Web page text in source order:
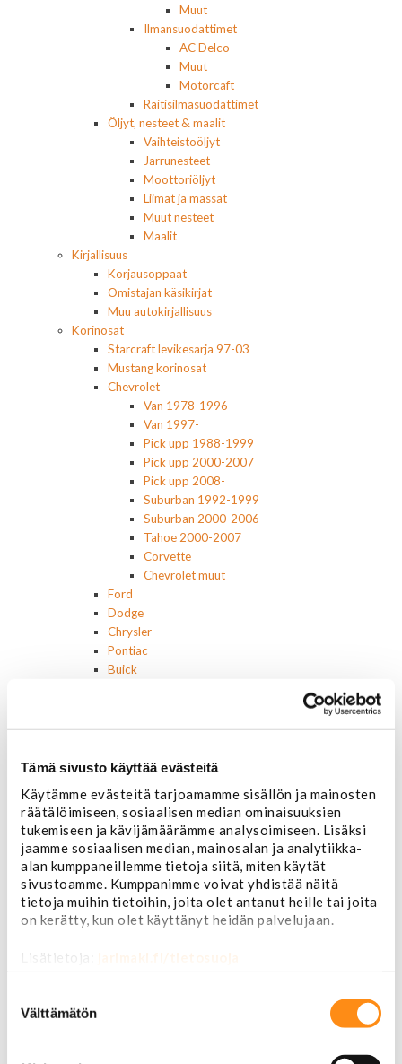
Tämä sivusto käyttää evästeitä
Käytämme evästeitä tarjoamamme sisällön ja mainosten
räätälöimiseen, sosiaalisen median ominaisuuksien
tukemiseen ja kävijämäärämme analysoimiseen. Lisäksi
jaamme sosiaalisen median, mainosalan ja analytiikka-
alan kumppaneillemme tietoja siitä, miten käytät
sivustoamme. Kumppanimme voivat yhdistää näitä
tietoja muihin tietoihin, joita olet antanut heille tai joita
on kerätty, kun olet käyttänyt heidän palvelujaan.
Lisätietoja: jarimaki.fi/tietosuoja
valinta
Välttämätön
Muut
Ilmansuodattimet
AC Delco
Muut
Motorcaft
Raitisilmasuodattimet
Öljyt, nesteet & maalit
Vaihteistoöljyt
Jarrunesteet
Moottoriöljyt
Liimat ja massat
Muut nesteet
Maalit
Kirjallisuus
Korjausoppaat
Omistajan käsikirjat
Muu autokirjallisuus
Korinosat
Starcraft levikesarja 97-03
Mustang korinosat
Chevrolet
Van 1978-1996
Van 1997-
Pick upp 1988-1999
Pick upp 2000-2007
Pick upp 2008-
Suburban 1992-1999
Suburban 2000-2006
Tahoe 2000-2007
Corvette
Chevrolet muut
Ford
Dodge
Chrysler
Pontiac
Buick
Sivulasit/takalasit
Tuulilasin pyyhkijän osat
Sivulasivisiirit ja tuuliohjaimet
Lavatarvikkeet PickUp:eihin
Lavatarvikkeet
Lavakatteet Pick Up:eihin
Renkaat ja vanteet
Renkaat ja tarvikkeet
Varapyörätelineet
Renkaat 14"
Renkaat 15"